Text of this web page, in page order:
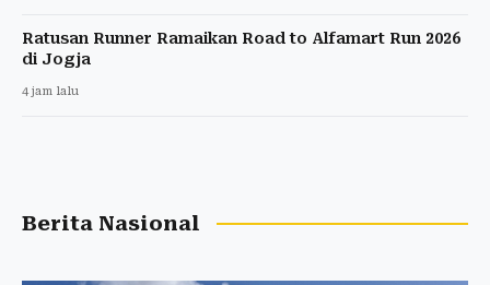
Ratusan Runner Ramaikan Road to Alfamart Run 2026
di Jogja
4 jam lalu
Berita Nasional